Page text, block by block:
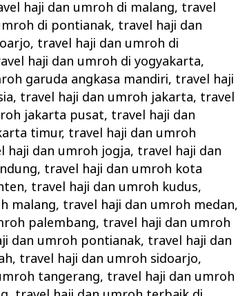
haji dan umroh di malang, travel
di pontianak, travel haji dan
, travel haji dan umroh di
haji dan umroh di yogyakarta,
garuda angkasa mandiri, travel haji
, travel haji dan umroh jakarta, travel
jakarta pusat, travel haji dan
timur, travel haji dan umroh
haji dan umroh jogja, travel haji dan
, travel haji dan umroh kota
, travel haji dan umroh kudus,
malang, travel haji dan umroh medan,
palembang, travel haji dan umroh
dan umroh pontianak, travel haji dan
, travel haji dan umroh sidoarjo,
tangerang, travel haji dan umroh